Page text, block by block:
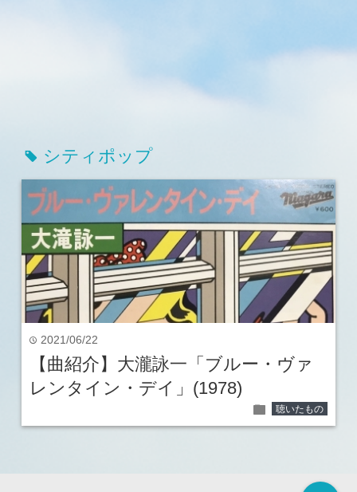
tag シティポップ
time 2021/06/22
【曲紹介】大瀧詠一「ブルー・ヴァ
レンタイン・デイ」(1978)
folder 聴いたもの